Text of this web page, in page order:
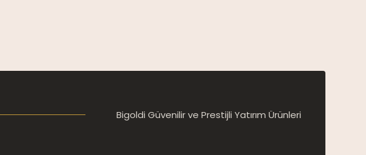
Bigoldi Güvenilir ve Prestijli Yatırım Ürünleri